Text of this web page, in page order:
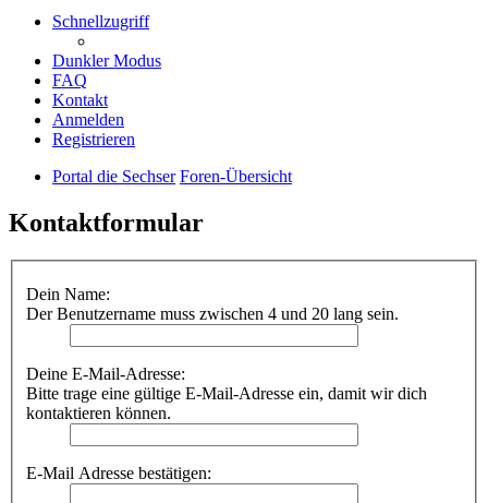
Schnellzugriff
Dunkler Modus
FAQ
Kontakt
Anmelden
Registrieren
Portal die Sechser Foren-Übersicht
Kontaktformular
Dein Name:
Der Benutzername muss zwischen 4 und 20 lang sein.
Deine E-Mail-Adresse:
Bitte trage eine gültige E-Mail-Adresse ein, damit wir dich
kontaktieren können.
E-Mail Adresse bestätigen: